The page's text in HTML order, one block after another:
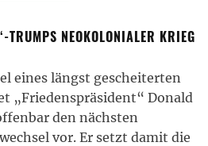
TRUMPS NEOKOLONIALER KRIEG
eines längst gescheiterten
„Friedenspräsident“ Donald
den nächsten
vor. Er setzt damit die